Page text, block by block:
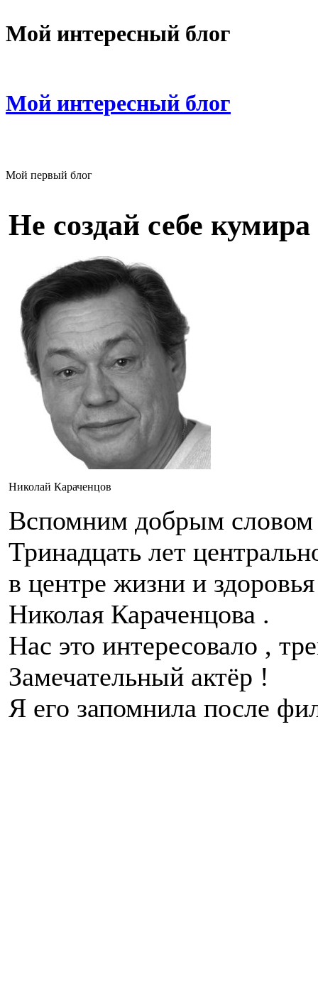
Мой интересный блог
Мой интересный блог
Мой первый блог
Не создай себе кумира
Николай Караченцов
Вспомним добрым
Тринадцать лет
в центре жизни и
Николая Караченцова .
Нас это интересовало ,
Замечательный актёр !
Я его запомнила после